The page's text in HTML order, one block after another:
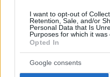
I want to opt-out of
Retention, Sale, and/or
Personal Data that Is
Purposes for which it was
Opted In
Google consents
Games